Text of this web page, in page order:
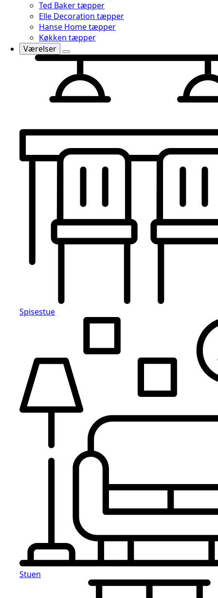
Ted Baker tæpper
Elle Decoration tæpper
Hanse Home tæpper
Køkken tæpper
Værelser
Spisestue
Stuen